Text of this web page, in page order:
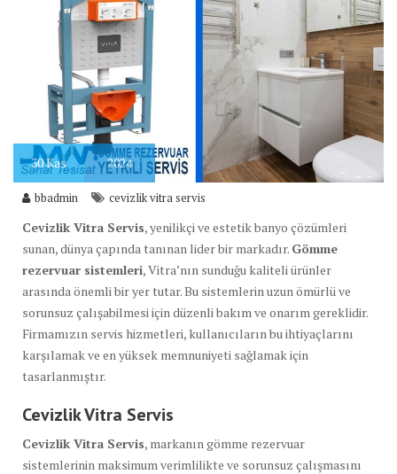
30Kas 2024
bbadmin cevizlik vitra servis
Cevizlik Vitra Servis, yenilikçi ve estetik banyo çözümleri
sunan, dünya çapında tanınan lider bir markadır. Gömme
rezervuar sistemleri, Vitra’nın sunduğu kaliteli ürünler
arasında önemli bir yer tutar. Bu sistemlerin uzun ömürlü ve
sorunsuz çalışabilmesi için düzenli bakım ve onarım gereklidir.
Firmamızın servis hizmetleri, kullanıcıların bu ihtiyaçlarını
karşılamak ve en yüksek memnuniyeti sağlamak için
tasarlanmıştır.
Cevizlik Vitra Servis
Cevizlik Vitra Servis, markanın gömme rezervuar
sistemlerinin maksimum verimlilikte ve sorunsuz çalışmasını